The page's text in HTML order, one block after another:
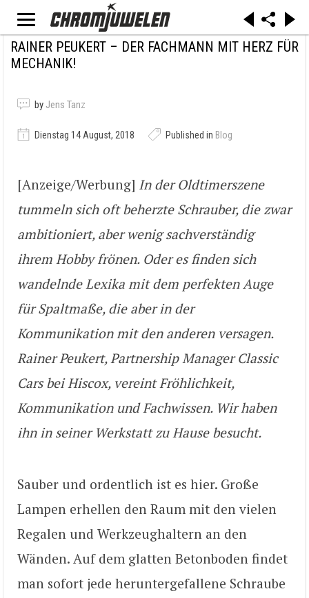
RAINER PEUKERT – DER FACHMANN MIT HERZ FÜR
MECHANIK!
by Jens Tanz
Dienstag 14 August, 2018 Published in Blog
[Anzeige/Werbung] In der Oldtimerszene
tummeln sich oft beherzte Schrauber, die zwar
ambitioniert, aber wenig sachverständig
ihrem Hobby frönen. Oder es finden sich
wandelnde Lexika mit dem perfekten Auge
für Spaltmaße, die aber in der
Kommunikation mit den anderen versagen.
Rainer Peukert, Partnership Manager Classic
Cars bei Hiscox, vereint Fröhlichkeit,
Kommunikation und Fachwissen. Wir haben
ihn in seiner Werkstatt zu Hause besucht.
Sauber und ordentlich ist es hier. Große
Lampen erhellen den Raum mit den vielen
Regalen und Werkzeughaltern an den
Wänden. Auf dem glatten Betonboden findet
man sofort jede heruntergefallene Schraube